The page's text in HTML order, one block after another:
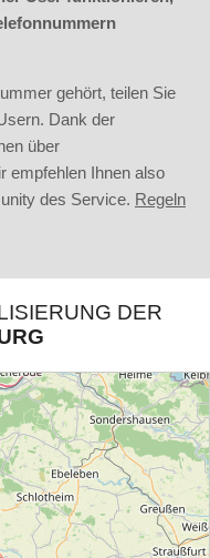
gehört, teilen Sie
Dank der
über
empfehlen Ihnen also
des Service. Regeln
DER